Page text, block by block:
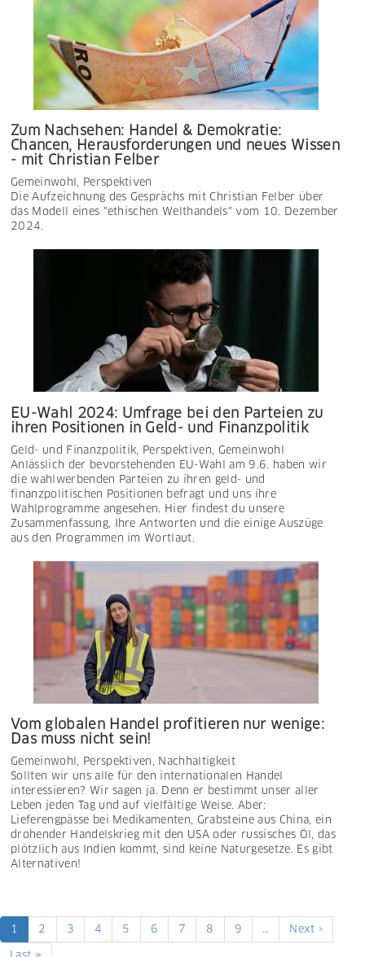
Zum Nachsehen: Handel & Demokratie:
Chancen, Herausforderungen und neues Wissen
- mit Christian Felber
Gemeinwohl, Perspektiven
Die Aufzeichnung des Gesprächs mit Christian Felber über
das Modell eines "ethischen Welthandels" vom 10. Dezember
2024.
EU-Wahl 2024: Umfrage bei den Parteien zu
ihren Positionen in Geld- und Finanzpolitik
Geld- und Finanzpolitik, Perspektiven, Gemeinwohl
Anlässlich der bevorstehenden EU-Wahl am 9.6. haben wir
die wahlwerbenden Parteien zu ihren geld- und
finanzpolitischen Positionen befragt und uns ihre
Wahlprogramme angesehen. Hier findest du unsere
Zusammenfassung, Ihre Antworten und die einige Auszüge
aus den Programmen im Wortlaut.
Vom globalen Handel profitieren nur wenige:
Das muss nicht sein!
Gemeinwohl, Perspektiven, Nachhaltigkeit
Sollten wir uns alle für den internationalen Handel
interessieren? Wir sagen ja. Denn er bestimmt unser aller
Leben jeden Tag und auf vielfältige Weise. Aber:
Lieferengpässe bei Medikamenten, Grabsteine aus China, ein
drohender Handelskrieg mit den USA oder russisches Öl, das
plötzlich aus Indien kommt, sind keine Naturgesetze. Es gibt
Alternativen!
Seitennummerierung
Aktuelle
Seite
1 Page
2 Page
3 Page
4 Page
5 Page
6 Page
7 Page
8 Page
9 …
Nächste
Seite
Next ›